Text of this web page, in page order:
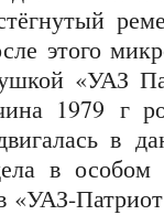
этого
«УАЗ
1979 г
в
в особом
«УАЗ-